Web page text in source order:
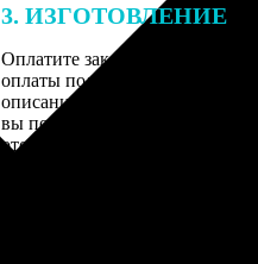
3. ИЗГОТОВЛЕНИЕ
Оплатите заказ банковской
оплаты получите
описанием заказа. Когда
вы получите письмо с трек-
отслеживания.